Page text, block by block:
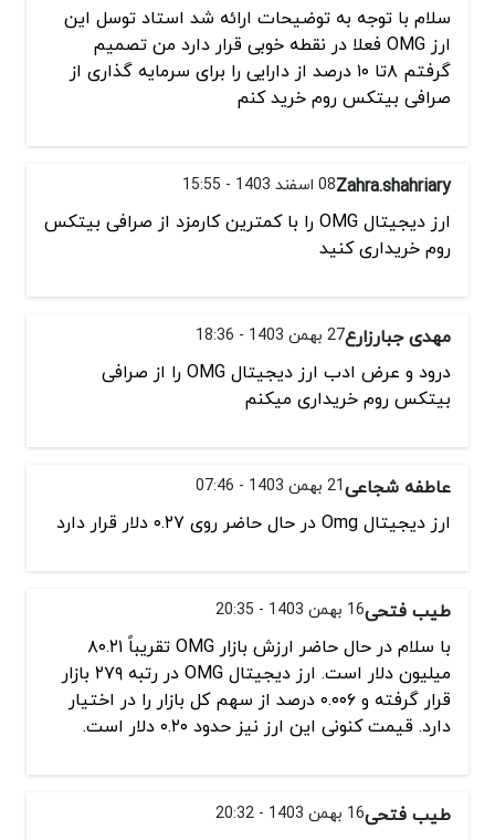
سلام با توجه به توضیحات ارائه شد استاد توسل این
ارز OMG فعلا در نقطه خوبی قرار دارد من تصمیم
گرفتم ۸تا ۱۰ درصد از دارایی را برای سرمایه گذاری از
صرافی بیتکس روم خرید کنم
Zahra.shahriary08 اسفند 1403 - 15:55
ارز دیجیتال OMG را با کمترین کارمزد از صرافی بیتکس
روم خریداری کنید
مهدی جبارزارع27 بهمن 1403 - 18:36
درود و عرض ادب ارز دیجیتال OMG را از صرافی
بیتکس روم خریداری میکنم
عاطفه شجاعی21 بهمن 1403 - 07:46
ارز دیجیتال Omg در حال حاضر روی ۰.۲۷ دلار قرار دارد
طیب فتحی16 بهمن 1403 - 20:35
با سلام در حال حاضر ارزش بازار OMG تقریباً ۸۰.۲۱
میلیون دلار است. ارز دیجیتال OMG در رتبه ۲۷۹ بازار
قرار گرفته و ۰.۰۰۶ درصد از سهم کل بازار را در اختیار
دارد. قیمت کنونی این ارز نیز حدود ۰.۲۰ دلار است.
طیب فتحی16 بهمن 1403 - 20:32